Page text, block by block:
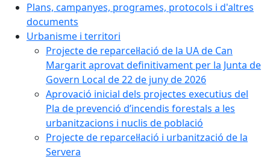
Plans, campanyes, programes, protocols i d'altres
documents
Urbanisme i territori
Projecte de reparcel·lació de la UA de Can
Margarit aprovat definitivament per la Junta de
Govern Local de 22 de juny de 2026
Aprovació inicial dels projectes executius del
Pla de prevenció d’incendis forestals a les
urbanitzacions i nuclis de població
Projecte de reparcel·lació i urbanització de la
Servera